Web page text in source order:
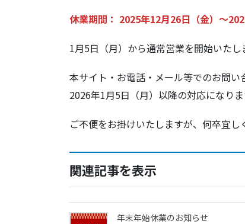
休業期間： 2025年12月26日（金）～
1月5日（月）から通常営業を開始いたし
本サイト・お電話・メール等でのお問い
2026年1月5日（月）以降の対応になり
ご不便をお掛けいたしますが、何卒宜し
関連記事を表示
年末年始休業のお知らせ